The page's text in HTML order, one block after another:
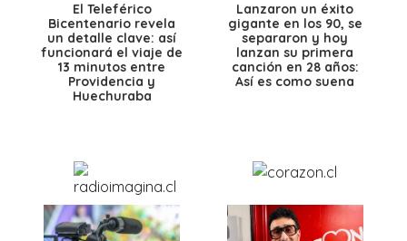
El Teleférico
Bicentenario revela
un detalle clave: así
funcionará el viaje de
13 minutos entre
Providencia y
Huechuraba
Lanzaron un éxito
gigante en los 90, se
separaron y hoy
lanzan su primera
canción en 28 años:
Así es como suena